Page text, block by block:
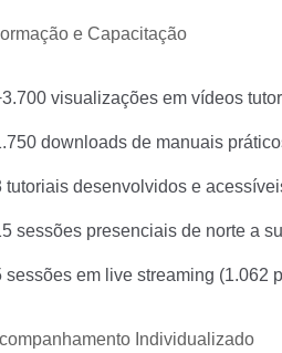
e Capacitação
visualizações em vídeos
downloads de manuais
tutoriais desenvolvidos e
sessões presenciais de norte a
sessões em live streaming (1.062
Individualizado